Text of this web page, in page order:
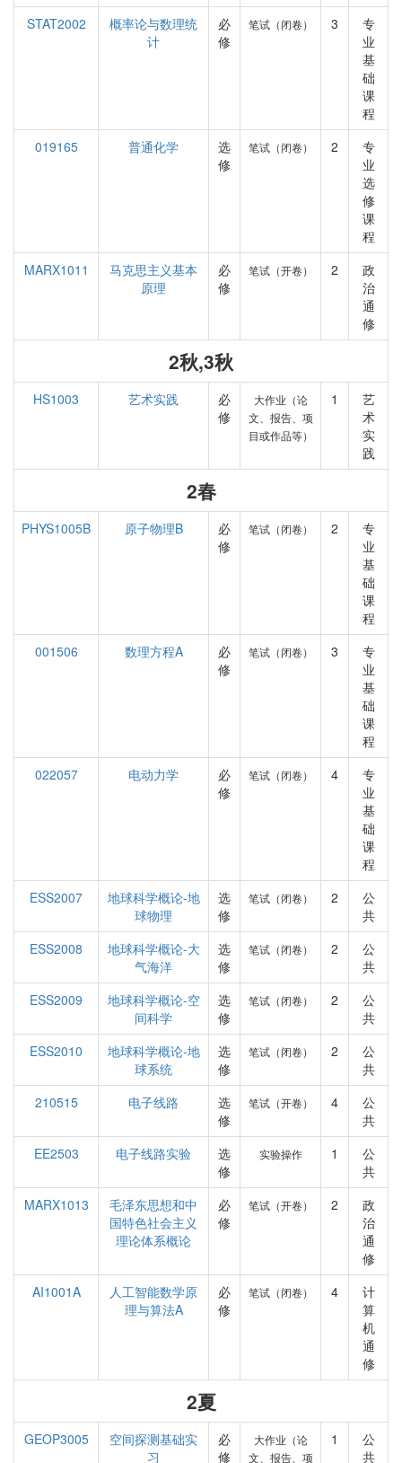
STAT2002
概率论与数理统
计
必
修
笔试（闭卷） 3
专
业
基
础
课
程
019165
普通化学
选
修
笔试（闭卷） 2
专
业
选
修
课
程
MARX1011
马克思主义基本
原理
必
修
笔试（开卷） 2
政
治
通
修
2秋,3秋
HS1003 艺术实践
必
修
大作业（论
文、报告、项
目或作品等）
1
艺
术
实
践
2春
PHYS1005B 原子物理B
必
修
笔试（闭卷） 2
专
业
基
础
课
程
001506
数理方程A
必
修
笔试（闭卷） 3
专
业
基
础
课
程
022057
电动力学
必
修
笔试（闭卷） 4
专
业
基
础
课
程
ESS2007
地球科学概论-地
球物理
选
修
笔试（闭卷） 2
公
共
ESS2008
地球科学概论-大
气海洋
选
修
笔试（闭卷） 2
公
共
ESS2009
地球科学概论-空
间科学
选
修
笔试（闭卷） 2
公
共
ESS2010
地球科学概论-地
球系统
选
修
笔试（闭卷） 2
公
共
210515
电子线路
选
修
笔试（开卷） 4
公
共
EE2503
电子线路实验
选
修
实验操作 1
公
共
MARX1013
毛泽东思想和中
国特色社会主义
理论体系概论
必
修
笔试（开卷） 2
政
治
通
修
AI1001A
人工智能数学原
理与算法A
必
修
笔试（闭卷） 4
计
算
机
通
修
2夏
GEOP3005
空间探测基础实
习
必
修
大作业（论
文、报告、项
1
公
共